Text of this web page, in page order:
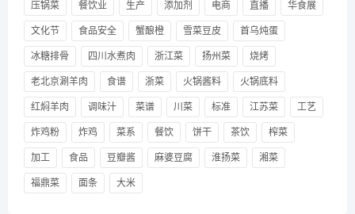
压锅菜 餐饮业 生产 添加剂 电商 直播 华食展
文化节 食品安全 蟹酿橙 雪菜豆皮 首乌炖蛋
冰糖排骨 四川水煮肉 浙江菜 扬州菜 烧烤
老北京涮羊肉 食谱 浙菜 火锅酱料 火锅底料
红焖羊肉 调味汁 菜谱 川菜 标准 江苏菜 工艺
炸鸡粉 炸鸡 菜系 餐饮 饼干 茶饮 榨菜
加工 食品 豆瓣酱 麻婆豆腐 淮扬菜 湘菜
福鼎菜 面条 大米